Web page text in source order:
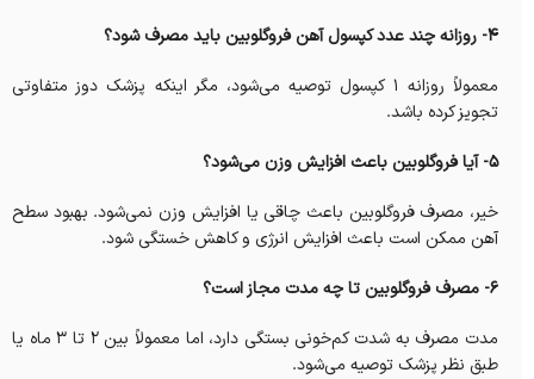
4- روزانه چند عدد کپسول آهن فروگلوبین باید مصرف شود؟
معمولاً روزانه ۱ کپسول توصیه می‌شود، مگر اینکه پزشک دوز متفاوتی
تجویز کرده باشد.
5- آیا فروگلوبین باعث افزایش وزن می‌شود؟
خیر، مصرف فروگلوبین باعث چاقی یا افزایش وزن نمی‌شود. بهبود سطح
آهن ممکن است باعث افزایش انرژی و کاهش خستگی شود.
6- مصرف فروگلوبین تا چه مدت مجاز است؟
مدت مصرف به شدت کم‌خونی بستگی دارد، اما معمولاً بین ۲ تا ۳ ماه یا
طبق نظر پزشک توصیه می‌شود.